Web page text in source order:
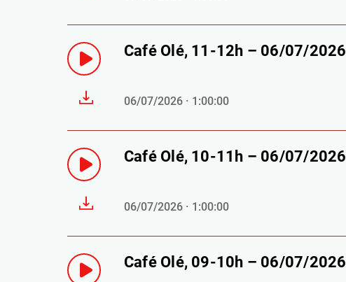
Café Olé, 11-12h – 06/07/2026
06/07/2026 · 1:00:00
Café Olé, 10-11h – 06/07/2026
06/07/2026 · 1:00:00
Café Olé, 09-10h – 06/07/2026